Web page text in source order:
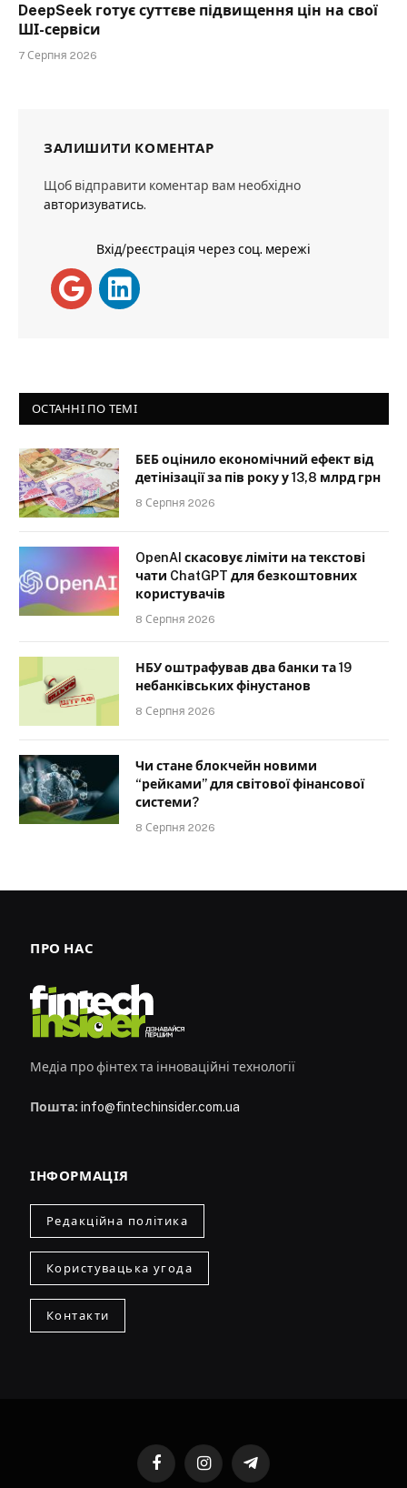
DeepSeek готує суттєве підвищення цін на свої
ШІ-сервіси
7 Серпня 2026
ЗАЛИШИТИ КОМЕНТАР
Щоб відправити коментар вам необхідно
авторизуватись.
Вхід/реєстрація через соц. мережі
ОСТАННІ ПО ТЕМІ
БЕБ оцінило економічний ефект від
детінізації за пів року у 13,8 млрд грн
8 Серпня 2026
OpenAI скасовує ліміти на текстові
чати ChatGPT для безкоштовних
користувачів
8 Серпня 2026
НБУ оштрафував два банки та 19
небанківських фінустанов
8 Серпня 2026
Чи стане блокчейн новими
“рейками” для світової фінансової
системи?
8 Серпня 2026
ПРО НАС
Медіа про фінтех та інноваційні технології
Пошта: info@fintechinsider.com.ua
ІНФОРМАЦІЯ
Редакційна політика
Користувацька угода
Контакти
FacebookInstagramTelegram